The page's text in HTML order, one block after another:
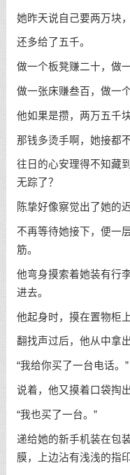
她昨天说自己要两万块
还多给了五千。
做一个板凳赚二十，做
做一张床赚叁百，做一
他如果是攒，两万五千
那钱多烫手啊，她接都不
往日的心安理得不知藏
无踪了？
陈挚好像察觉出了她的迟
不再等待她接下，便一
筋。
他弯身摸索着她装有行
进去。
他起身时，摸在置物柜
翻找声过后，他从中拿
“我给你买了一台电话。”
说着，他又摸着口袋掏
“我也买了一台。”
递给她的新手机装在包
膜，上边沾有浅浅的指印